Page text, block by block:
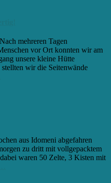
mehreren Tagen
vor Ort konnten wir am
unsere kleine Hütte
wir die Seitenwände
aus Idomeni abgefahren
zu dritt mit vollgepacktem
waren 50 Zelte, 3 Kisten mit